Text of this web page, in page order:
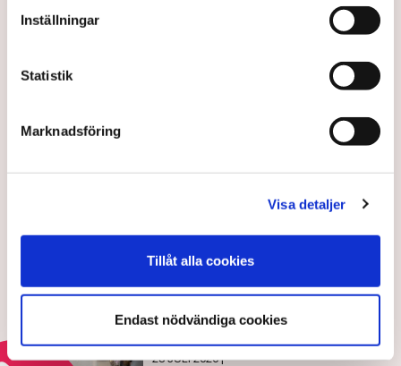
Inställningar
Statistik
Marknadsföring
Visa detaljer
Tillåt alla cookies
Endast nödvändiga cookies
Johanna Allhorn
eller ingen uteservering – ”Rena
Debatt: Då tvingas företagen
kassera fullt fungerande varor
28 JULI 2026 |